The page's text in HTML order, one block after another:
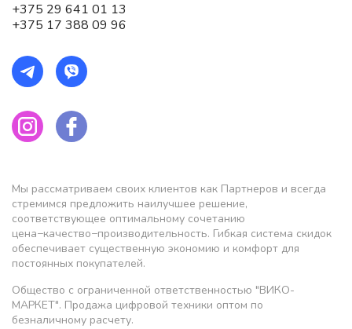
+375 29 641 01 13
+375 17 388 09 96
Мы рассматриваем своих клиентов как Партнеров и всегда
стремимся предложить наилучшее решение,
соответствующее оптимальному сочетанию
цена−качество−производительность. Гибкая система скидок
обеспечивает существенную экономию и комфорт для
постоянных покупателей.
Общество с ограниченной ответственностью "ВИКО-
МАРКЕТ". Продажа цифровой техники оптом по
безналичному расчету.